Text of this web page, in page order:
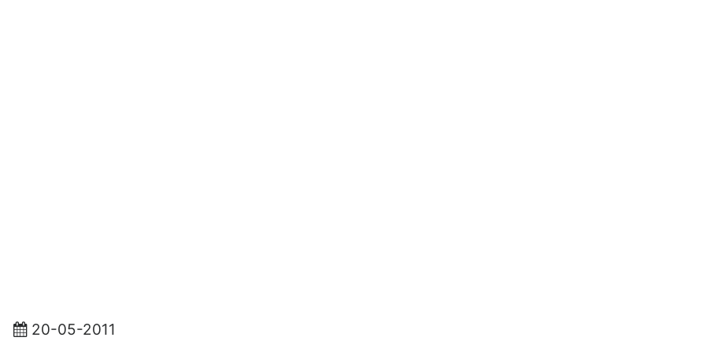
20-05-2011